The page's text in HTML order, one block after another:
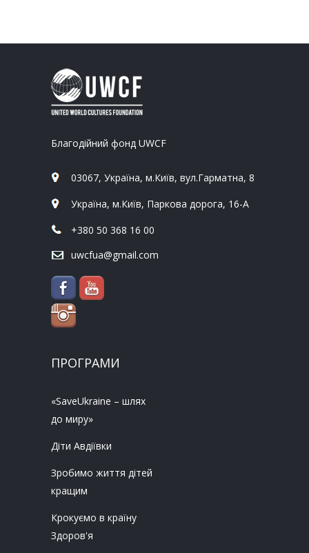
Благодійний фонд UWCF
03067, Україна, м.Київ, вул.Гарматна, 8
Україна, м.Київ, Паркова дорога, 16-А
+380 50 368 16 00
uwcfua@gmail.com
ПРОГРАМИ
«SaveUkraine – шлях
до миру»
Діти Авдіївки
Зробимо життя дітей
кращим
Крокуємо в країну
Здоров'я